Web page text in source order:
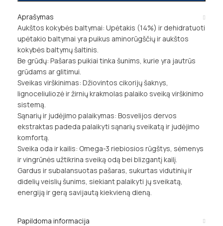
Aprašymas
Aukštos kokybės baltymai: Upėtakis (14%) ir dehidratuoti
upėtakio baltymai yra puikus aminorūgščių ir aukštos
kokybės baltymų šaltinis.
Be grūdų: Pašaras puikiai tinka šunims, kurie yra jautrūs
grūdams ar glitimui.
Sveikas virškinimas: Džiovintos cikorijų šaknys,
lignoceliuliozė ir žirnių krakmolas palaiko sveiką virškinimo
sistemą.
Sąnarių ir judėjimo palaikymas: Bosvelijos dervos
ekstraktas padeda palaikyti sąnarių sveikatą ir judėjimo
komfortą.
Sveika oda ir kailis: Omega-3 riebiosios rūgštys, sėmenys
ir vingrūnės užtikrina sveiką odą bei blizgantį kailį.
Gardus ir subalansuotas pašaras, sukurtas vidutinių ir
didelių veislių šunims, siekiant palaikyti jų sveikatą,
energiją ir gerą savijautą kiekvieną dieną.
Papildoma informacija